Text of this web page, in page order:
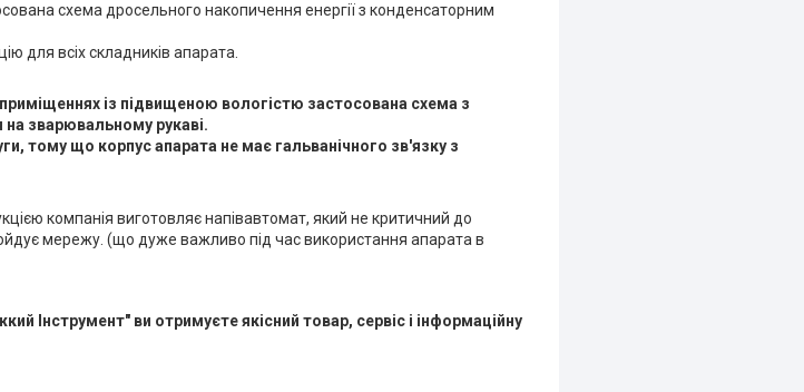
схема дросельного накопичення енергії з конденсаторним
для всіх складників апарата.
із підвищеною вологістю застосована схема з
зварювальному рукаві.
тому що корпус апарата не має гальванічного зв'язку з
компанія виготовляє напівавтомат, який не критичний до
мережу. (що дуже важливо під час використання апарата в
Інструмент" ви отримуєте якісний товар, сервіс і інформаційну